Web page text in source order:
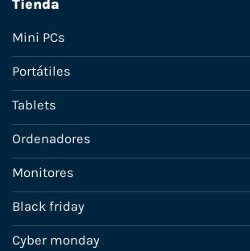
Tienda
Mini PCs
Portátiles
Tablets
Ordenadores
Monitores
Black friday
Cyber monday